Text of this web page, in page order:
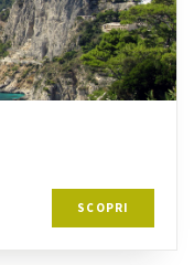
SCOPRI